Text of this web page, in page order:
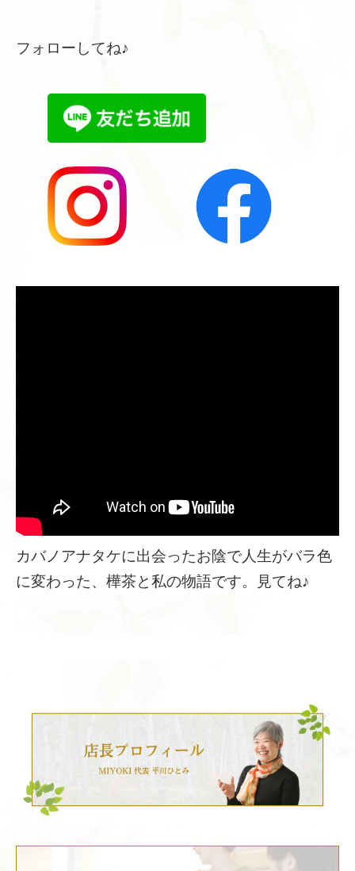
フォローしてね♪
カバノアナタケに出会ったお陰で人生がバラ色
に変わった、樺茶と私の物語です。見てね♪